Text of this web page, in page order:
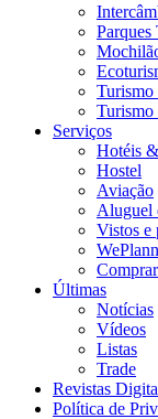
Parques
Turismo
Serviços
Hotéis
Hostel
Aviação
Aluguel
Vistos e
WePlann
Últimas
Notícias
Vídeos
Listas
Trade
Revistas
Política de